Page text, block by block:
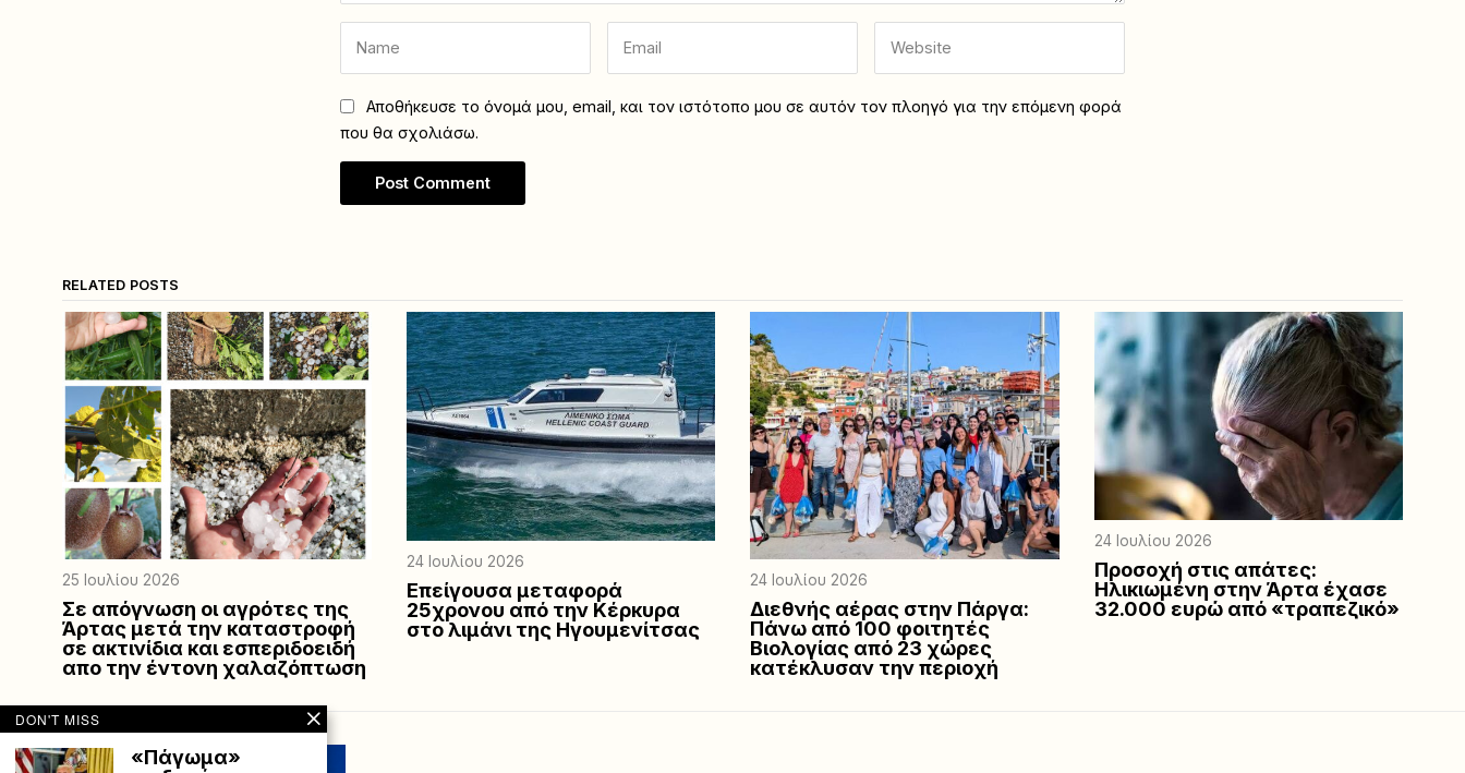
Αποθήκευσε το όνομά μου, email, και τον ιστότοπο μου σε αυτόν τον πλοηγό για την επόμενη φορά
που θα σχολιάσω.
RELATED POSTS
25 Ιουλίου 2026
Σε απόγνωση οι αγρότες της
Άρτας μετά την καταστροφή
σε ακτινίδια και εσπεριδοειδή
απο την έντονη χαλαζόπτωση
24 Ιουλίου 2026
Επείγουσα μεταφορά
25χρονου από την Κέρκυρα
στο λιμάνι της Ηγουμενίτσας
24 Ιουλίου 2026
Διεθνής αέρας στην Πάργα:
Πάνω από 100 φοιτητές
Βιολογίας από 23 χώρες
κατέκλυσαν την περιοχή
24 Ιουλίου 2026
Προσοχή στις απάτες:
Ηλικιωμένη στην Άρτα έχασε
32.000 ευρώ από «τραπεζικό»
DON'T MISS
«Πάγωμα»